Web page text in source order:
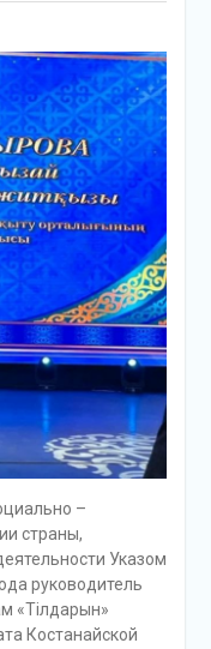
–
страны,
Указом
руководитель
«Тілдарын»
Костанайской